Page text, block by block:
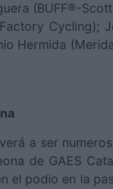
(BUFF®-
Cycling);
Hermida
a ser
de GAES
el podio en la